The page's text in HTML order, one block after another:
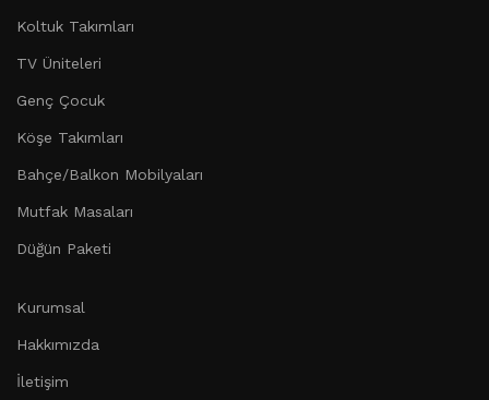
Koltuk Takımları
TV Üniteleri
Genç Çocuk
Köşe Takımları
Bahçe/Balkon Mobilyaları
Mutfak Masaları
Düğün Paketi
Kurumsal
Hakkımızda
İletişim